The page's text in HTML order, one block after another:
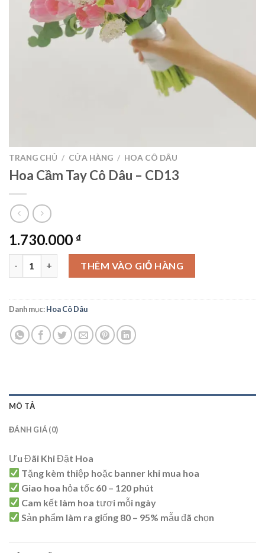
TRANG CHỦ / CỬA HÀNG / HOA CÔ DÂU
Hoa Cầm Tay Cô Dâu – CD13
1.730.000 ₫
Hoa Cầm Tay Cô Dâu - CD13 số lượng
THÊM VÀO GIỎ HÀNG
Danh mục:Hoa Cô Dâu
MÔ TẢ
ĐÁNH GIÁ (0)
Ưu Đãi Khi Đặt Hoa
Tặng kèm thiệp hoặc banner khi mua hoa
Giao hoa hỏa tốc 60 – 120 phút
Cam kết làm hoa tươi mỗi ngày
Sản phẩm làm ra giống 80 – 95% mẫu đã chọn